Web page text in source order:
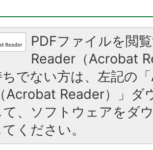
PDFファイルを閲
Reader（Acrobat
でない方は、左記の
Acrobat Reader）」ダ
て、ソフトウェアをダ
ください。